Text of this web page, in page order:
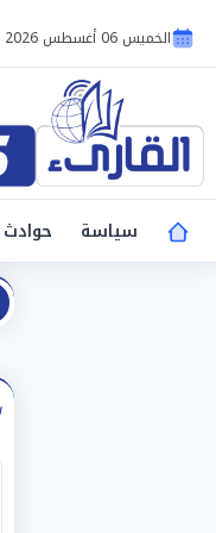
الخميس 06 أغسطس 2026
سياسة
حوادث